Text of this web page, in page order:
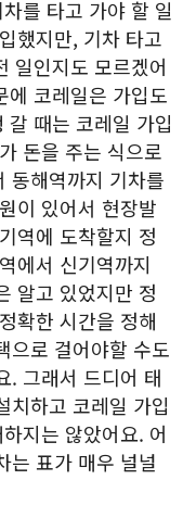
를 타고 가야 할 일
했지만, 기차 타고
일인지도 모르겠어
에 코레일은 가입도
때는 코레일 가입
돈을 주는 식으로
동해역까지 기차를
이 있어서 현장발
역에 도착할지 정
에서 신기역까지
알고 있었지만 정
확한 시간을 정해
으로 걸어야할 수도
. 그래서 드디어 태
치하고 코레일 가입
지는 않았어요. 어
는 표가 매우 널널